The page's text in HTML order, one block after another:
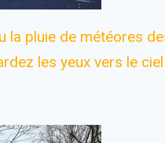
la pluie de météores
les yeux vers le